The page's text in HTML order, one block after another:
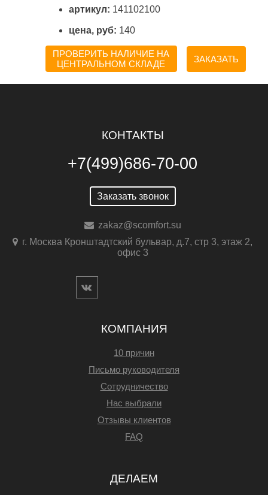
артикул: 141102100
цена, руб: 140
ПРОВЕРИТЬ НАЛИЧИЕ НА
ЦЕНТРАЛЬНОМ СКЛАДЕ
ЗАКАЗАТЬ
КОНТАКТЫ
+7(499)686-70-00
Заказать звонок
zakaz@scomfort.su
г. Москва Кронштадтский бульвар, д.7, стр 3, этаж 2,
офис 3
КОМПАНИЯ
10 причин
Письмо руководителя
Сотрудничество
Нас выбрали
Отзывы клиентов
FAQ
ДЕЛАЕМ